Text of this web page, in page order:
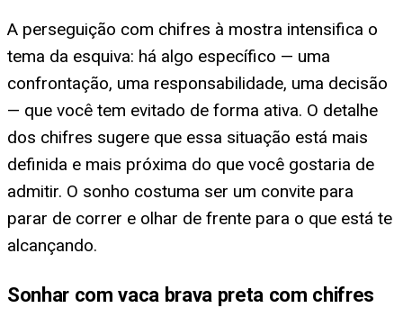
A perseguição com chifres à mostra intensifica o
tema da esquiva: há algo específico — uma
confrontação, uma responsabilidade, uma decisão
— que você tem evitado de forma ativa. O detalhe
dos chifres sugere que essa situação está mais
definida e mais próxima do que você gostaria de
admitir. O sonho costuma ser um convite para
parar de correr e olhar de frente para o que está te
alcançando.
Sonhar com vaca brava preta com chifres